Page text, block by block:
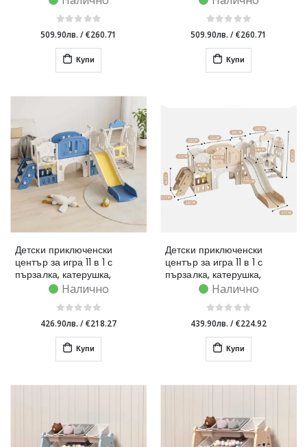
509.90лв. /€260.71
Купи
509.90лв. /€260.71
Купи
Детски приключенски
център за игра 11 в 1 с
пързалка, катерушка,
люлка и баскет кош - син
Налично
426.90лв. /€218.27
Купи
Детски приключенски
център за игра 11 в 1 с
пързалка, катерушка,
люлка и баскет кош -
Налично
439.90лв. /€224.92
Купи